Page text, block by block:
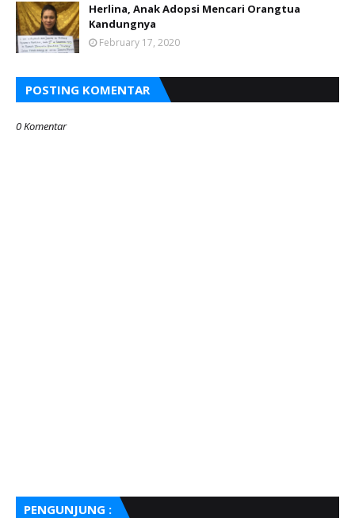
Herlina, Anak Adopsi Mencari Orangtua
Kandungnya
February 17, 2020
POSTING KOMENTAR
0 Komentar
PENGUNJUNG :